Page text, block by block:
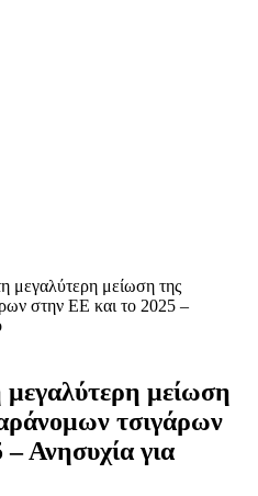
μεγαλύτερη μείωση της
στην ΕΕ και το 2025 –
μείωση
τσιγάρων
Ανησυχία για